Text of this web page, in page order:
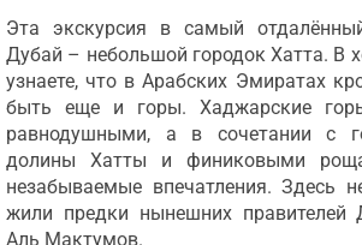
Эта экскурсия в самый
Дубай – небольшой городок Хатта. В
узнаете, что в Арабских Эмиратах
быть еще и горы. Хаджарские
равнодушными, а в сочетании с
долины Хатты и финиковыми
незабываемые впечатления. Здесь
жили предки нынешних правителей
Аль Мактумов.